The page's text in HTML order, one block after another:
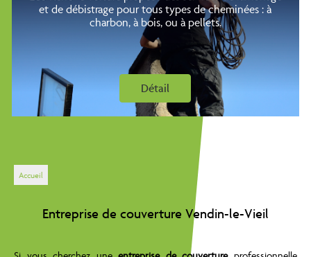
et de débistrage pour tous types de cheminées : à
charbon, à bois, ou à pellets.
Détail
Accueil
Entreprise de couverture Vendin-le-Vieil